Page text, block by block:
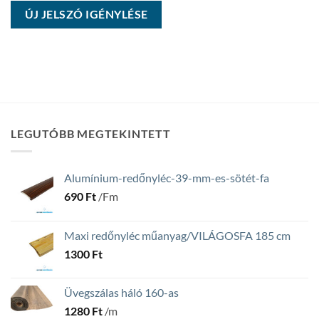
ÚJ JELSZÓ IGÉNYLÉSE
LEGUTÓBB MEGTEKINTETT
Alumínium-redőnyléc-39-mm-es-sötét-fa
690 Ft /Fm
Maxi redőnyléc műanyag/VILÁGOSFA 185 cm
1300 Ft
Üvegszálas háló 160-as
1280 Ft /m